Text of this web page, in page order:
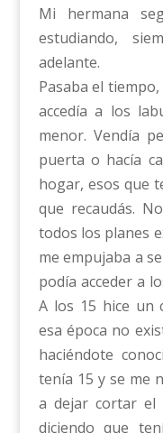
Mi hermana
estudiando,
adelante.
Pasaba el
accedía a los
menor. Vendía
puerta o hacía
hogar, esos que
que recaudás.
todos los planes
me empujaba a
podía acceder a
A los 15 hice un
esa época no
haciéndote
tenía 15 y se me
a dejar cortar
diciendo que